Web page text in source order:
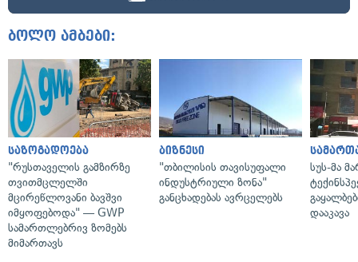
ბოლო ამბები:
საზოგადოება
"რუსთაველის გამზირზე
თვითმცლელში
მცირეწლოვანი ბავშვი
იმყოფებოდა" — GWP
სამართლებრივ ზომებს
მიმართავს
ბიზნესი
"თბილისის თავისუფალი
ინდუსტრიული ზონა"
განცხადებას ავრცელებს
სუს-მა
დააკავა